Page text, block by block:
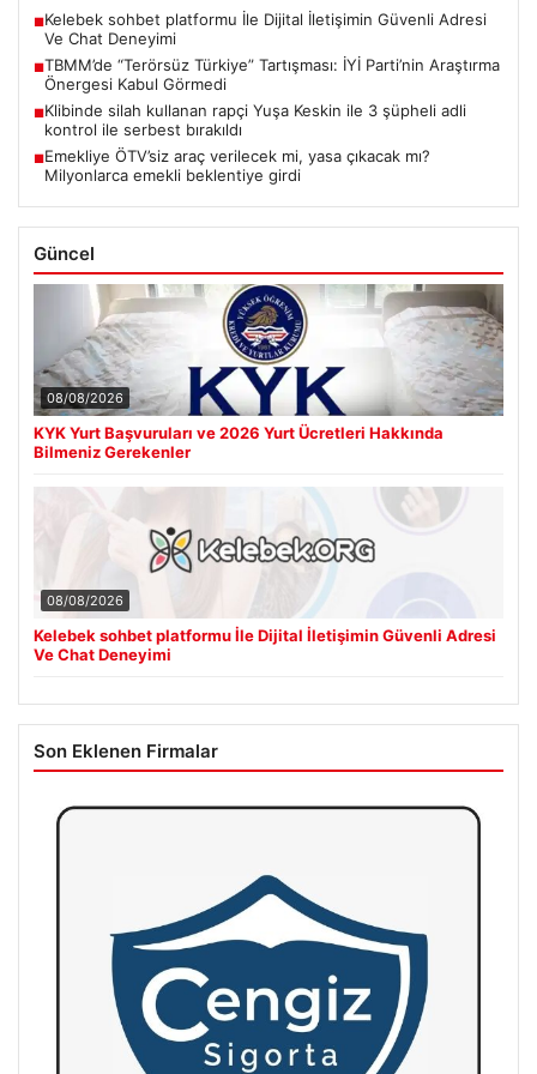
■Kelebek sohbet platformu İle Dijital İletişimin Güvenli Adresi
Ve Chat Deneyimi
■TBMM’de “Terörsüz Türkiye” Tartışması: İYİ Parti’nin Araştırma
Önergesi Kabul Görmedi
■Klibinde silah kullanan rapçi Yuşa Keskin ile 3 şüpheli adli
kontrol ile serbest bırakıldı
■Emekliye ÖTV’siz araç verilecek mi, yasa çıkacak mı?
Milyonlarca emekli beklentiye girdi
Güncel
08/08/2026
KYK Yurt Başvuruları ve 2026 Yurt Ücretleri Hakkında
Bilmeniz Gerekenler
08/08/2026
Kelebek sohbet platformu İle Dijital İletişimin Güvenli Adresi
Ve Chat Deneyimi
Son Eklenen Firmalar